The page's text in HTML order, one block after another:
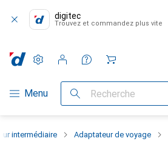
digitec
Trouvez et commandez plus vite
Navigation par catégorie
Menu Recherche
Paramètres
Compte client
Listes de comparaison
Listes d'envies
Panier
intermédiaire Adaptateur de voyage